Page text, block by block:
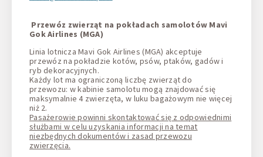
Przewóz zwierząt na pokładach samolotów Mavi
Gok Airlines (MGA)
Linia lotnicza Mavi Gok Airlines (MGA) akceptuje
przewóz na pokładzie kotów, psów, ptaków, gadów i
ryb dekoracyjnych.
Każdy lot ma ograniczoną liczbę zwierząt do
przewozu: w kabinie samolotu mogą znajdować się
maksymalnie 4 zwierzęta, w luku bagażowym nie więcej
niż 2.
Pasażerowie powinni skontaktować się z odpowiednimi
służbami w celu uzyskania informacji na temat
niezbędnych dokumentów i zasad przewozu
zwierzęcia.